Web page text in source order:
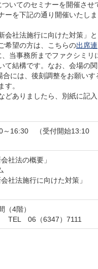
いてのセミナーを開催させ
ーを下記の通り開催いたしま
会社法施行に向けた対策」と
希望の方は、こちらの出席連
当事務所までファクシミリ
て結構です。なお、会場の関
には、後刻調整をお願いす
。
どありましたら、別紙に記入
～16:30 （受付開始13:10
社法の概要」
社法施行に向けた対策」
（4階）
TEL 06（6347）7111